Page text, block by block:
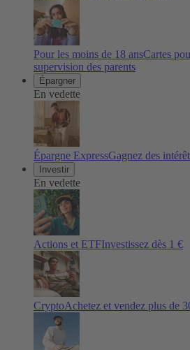
Pour les moins de 18 ansCartes
supervision des parents
Épargner
En vedette
Épargne ExpressGagnez des
Investir
En vedette
Actions et ETFInvestissez dès 1 €
CryptoAchetez et vendez plus de